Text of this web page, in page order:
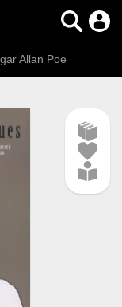
Allan Poe